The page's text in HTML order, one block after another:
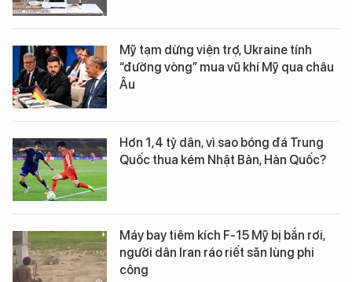
Mỹ tạm dừng viện trợ, Ukraine tính
“đường vòng” mua vũ khí Mỹ qua châu
Âu
Hơn 1,4 tỷ dân, vì sao bóng đá Trung
Quốc thua kém Nhật Bản, Hàn Quốc?
Máy bay tiêm kích F-15 Mỹ bị bắn rơi,
người dân Iran ráo riết săn lùng phi
công